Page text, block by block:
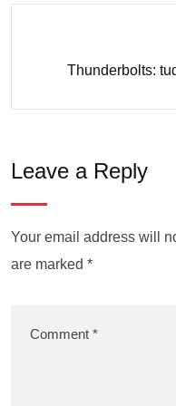
Thunderbolts:
Leave a Reply
Your email address will
are marked *